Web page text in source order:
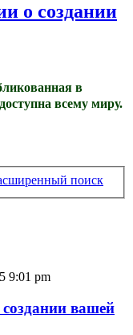
о создании
в
всему миру.
поиск
9:01 pm
вашей